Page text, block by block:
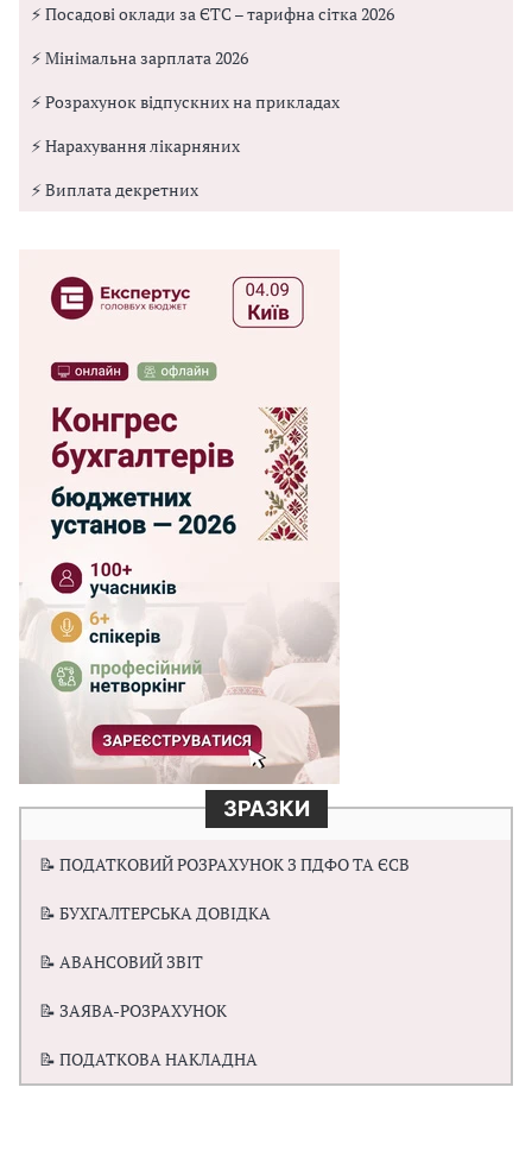
⚡ Посадові оклади за ЄТС – тарифна сітка 2026
⚡ Мінімальна зарплата 2026
⚡ Розрахунок відпускних на прикладах
⚡ Нарахування лікарняних
⚡ Виплата декретних
ЗРАЗКИ
📝 ПОДАТКОВИЙ РОЗРАХУНОК З ПДФО ТА ЄСВ
📝 БУХГАЛТЕРСЬКА ДОВІДКА
📝 АВАНСОВИЙ ЗВІТ
📝 ЗАЯВА-РОЗРАХУНОК
📝 ПОДАТКОВА НАКЛАДНА